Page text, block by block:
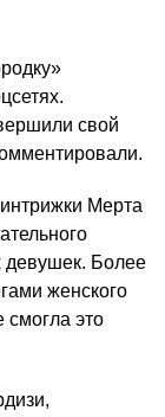
свой
Мерта
девушек. Более
женского
смогла это